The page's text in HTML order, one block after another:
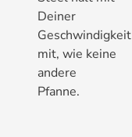
Deiner
Geschwindigkeit
mit, wie keine
andere
Pfanne.